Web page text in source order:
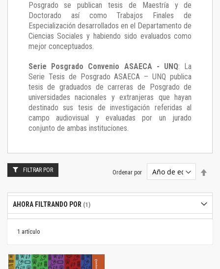
Posgrado se publican tesis de Maestría y de
Doctorado así como Trabajos Finales de
Especialización desarrollados en el Departamento de
Ciencias Sociales y habiendo sido evaluados como
mejor conceptuados.
Serie Posgrado Convenio ASAECA - UNQ: La
Serie Tesis de Posgrado ASAECA – UNQ publica
tesis de graduados de carreras de Posgrado de
universidades nacionales y extranjeras que hayan
destinado sus tesis de investigación referidas al
campo audiovisual y evaluadas por un jurado
conjunto de ambas instituciones.
1 artículo
Ordenar por
FILTRAR POR
AHORA FILTRANDO POR